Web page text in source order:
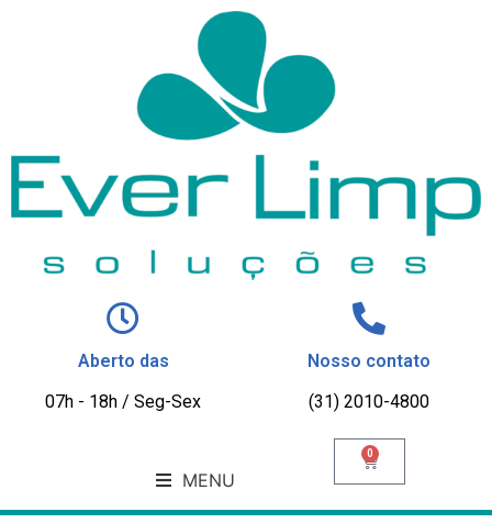
Aberto das
07h - 18h / Seg-Sex
Nosso contato
(31) 2010-4800
MENU
0